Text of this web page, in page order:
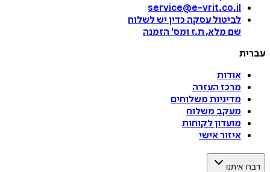
service@e-vrit.co.il
לביטול עסקה כדין יש לשלוח
שם מלא, ת.ז ומס' הזמנה
עברית
אודות
מרכז העזרה
מדיניות משלוחים
מעקב משלוח
מועדון לקוחות
איזור אישי
דברו איתנו